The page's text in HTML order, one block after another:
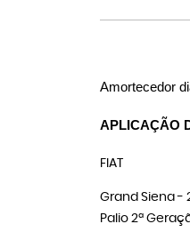
Amortecedor
APLICAÇÃO
FIAT
Grand Siena -
Palio 2ª